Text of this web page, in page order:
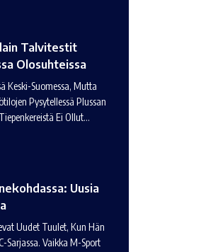
Talvitestit
Olosuhteissa
Keski-Suomessa, Mutta
Pysytellessä Plussan
Ei Ollut…
Uusia
Uudet Tuulet, Kun Hän
Sarjassa. Vaikka M-Sport